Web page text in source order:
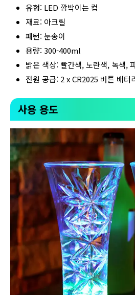
유형: LED 깜박이는 컵
재료: 아크릴
패턴: 눈송이
용량: 300-400ml
밝은 색상: 빨간색, 노란색, 녹색,
전원 공급: 2 x CR2025 버튼 배터
사용 용도